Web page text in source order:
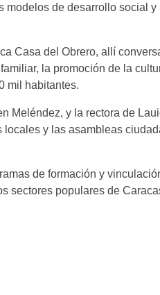
de desarrollo social
Casa del Obrero, allí
la promoción de la
mil habitantes.
Meléndez, y la rectora de
y las asambleas
de formación y
sectores populares de